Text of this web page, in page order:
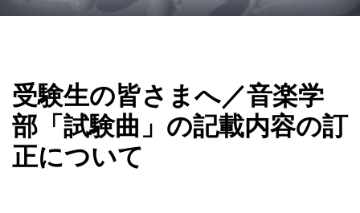
受験生の皆さまへ／音楽学
部「試験曲」の記載内容の訂
正について